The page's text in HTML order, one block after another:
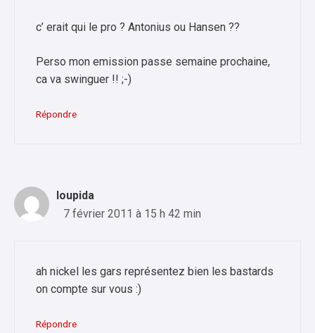
c’ erait qui le pro ? Antonius ou Hansen ??
Perso mon emission passe semaine prochaine,
ca va swinguer !! ;-)
Répondre
loupida
7 février 2011 à 15 h 42 min
ah nickel les gars représentez bien les bastards
on compte sur vous :)
Répondre